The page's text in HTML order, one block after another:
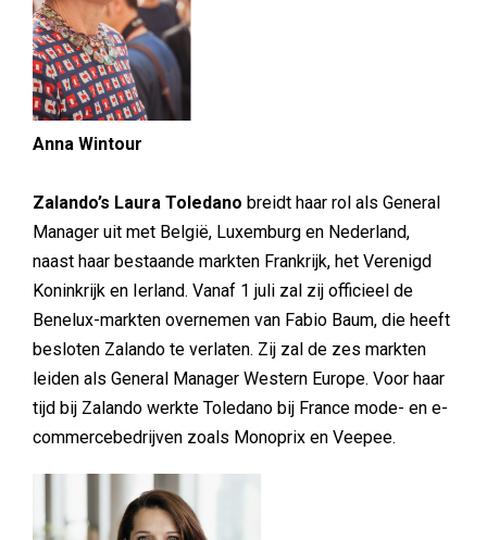
Anna Wintour
Zalando’s Laura Toledano breidt haar rol als General
Manager uit met België, Luxemburg en Nederland,
naast haar bestaande markten Frankrijk, het Verenigd
Koninkrijk en Ierland. Vanaf 1 juli zal zij officieel de
Benelux-markten overnemen van Fabio Baum, die heeft
besloten Zalando te verlaten. Zij zal de zes markten
leiden als General Manager Western Europe. Voor haar
tijd bij Zalando werkte Toledano bij France mode- en e-
commercebedrijven zoals Monoprix en Veepee.